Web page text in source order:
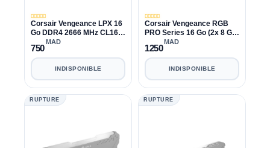
Corsair Vengeance LPX 16
Go DDR4 2666 MHz CL16
8x4GB
750
MAD
INDISPONIBLE
Corsair Vengeance RGB
PRO Series 16 Go (2x 8 Go)
DDR4 3600 MHz CL18
1250
MAD
INDISPONIBLE
RUPTURE RUPTURE